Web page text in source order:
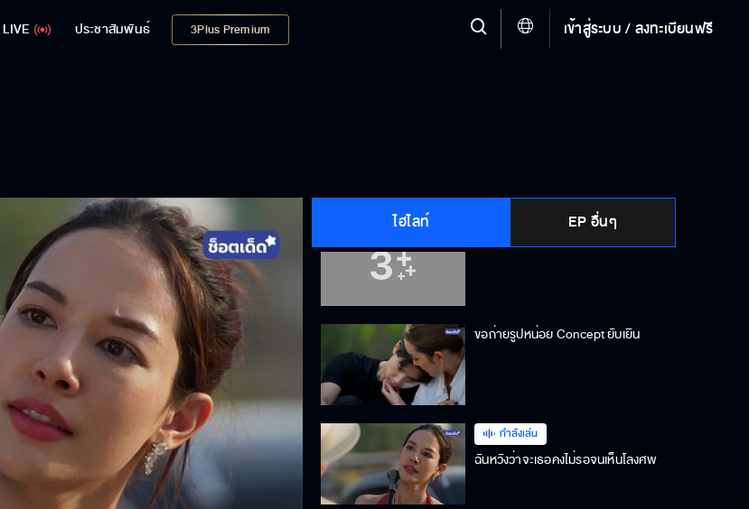
LIVE ประชาสัมพันธ์ 3Plus Premium เข้าสู่ระบบ / ลงทะเบียนฟรี
ไฮไลท์ EP อื่นๆ
ถ้าอยากเป็นผู้สืบทอด ห้ามยุ่งกับมนต์
ถ้ากูไม่มีความสุข มันก็มีความสุขไม่ได้
ขอถ่ายรูปหน่อย Concept ยับเยิน
กำลังเล่น
ฉันหวังว่าจะเธอคงไม่รอจนเห็นโลงศพ